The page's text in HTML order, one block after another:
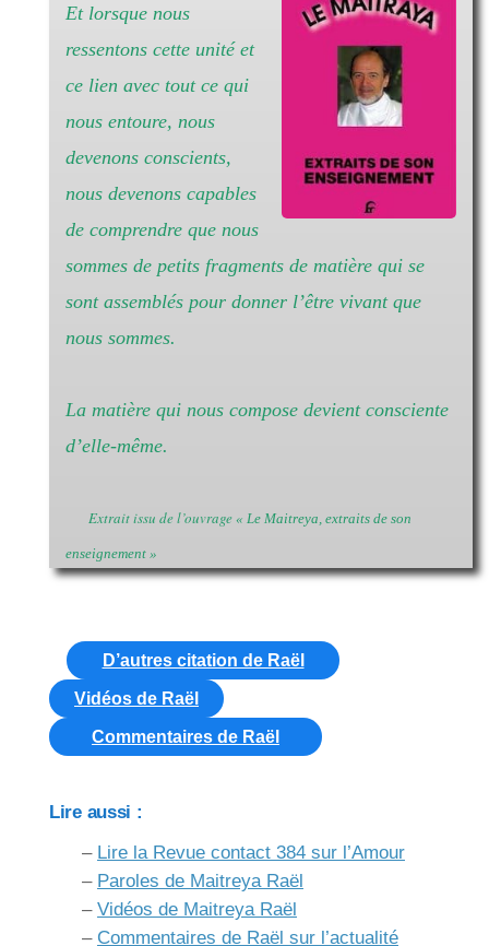
Et lorsque nous
ressentons cette unité et
ce lien avec tout ce qui
nous entoure, nous
devenons conscients,
nous devenons capables
de comprendre que nous
sommes de petits fragments de matière qui se
sont assemblés pour donner l’être vivant que
nous sommes.
La matière qui nous compose devient consciente
d’elle-même.
Extrait issu de l’ouvrage « Le Maitreya, extraits de son
enseignement »
D’autres citation de Raël
Vidéos de Raël
Commentaires de Raël
Lire aussi :
– Lire la Revue contact 384 sur l’Amour
– Paroles de Maitreya Raël
– Vidéos de Maitreya Raël
– Commentaires de Raël sur l’actualité